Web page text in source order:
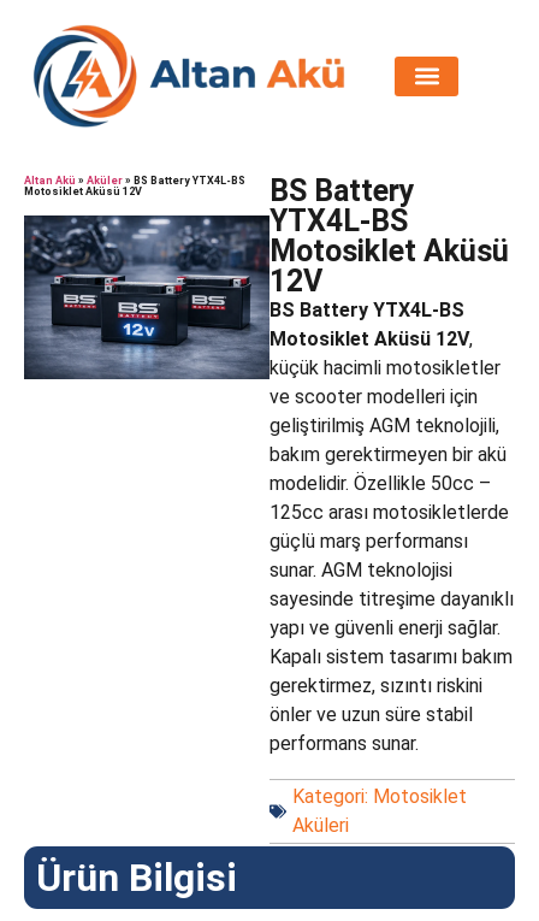
Altan Akü » Aküler » BS Battery YTX4L-BS
Motosiklet Aküsü 12V
BS Battery
YTX4L-BS
Motosiklet Aküsü
12V
BS Battery YTX4L-BS
Motosiklet Aküsü 12V,
küçük hacimli motosikletler
ve scooter modelleri için
geliştirilmiş AGM teknolojili,
bakım gerektirmeyen bir akü
modelidir. Özellikle 50cc –
125cc arası motosikletlerde
güçlü marş performansı
sunar. AGM teknolojisi
sayesinde titreşime dayanıklı
yapı ve güvenli enerji sağlar.
Kapalı sistem tasarımı bakım
gerektirmez, sızıntı riskini
önler ve uzun süre stabil
performans sunar.
Kategori: Motosiklet
Aküleri
Ürün Bilgisi